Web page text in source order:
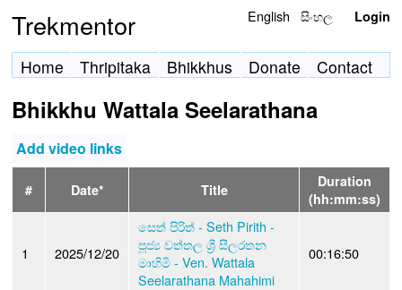
Trekmentor English සිංහල Login
Home Thripitaka Bhikkhus Donate Contact
Bhikkhu Wattala Seelarathana
Add video links
# Date* Title
Duration
(hh:mm:ss)
1 2025/12/20
සෙත් පිරිත් - Seth Pirith -
පූජ්‍ය වත්තල ශ්‍රී සීලරතන
මාහිමි - Ven. Wattala
Seelarathana Mahahimi
00:16:50